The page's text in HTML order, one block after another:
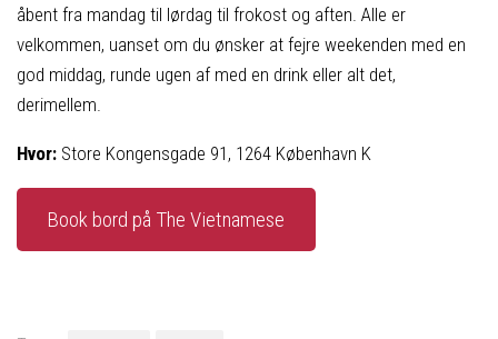
åbent fra mandag til lørdag til frokost og aften. Alle er
velkommen, uanset om du ønsker at fejre weekenden med en
god middag, runde ugen af med en drink eller alt det,
derimellem.
Hvor: Store Kongensgade 91, 1264 København K
Book bord på The Vietnamese